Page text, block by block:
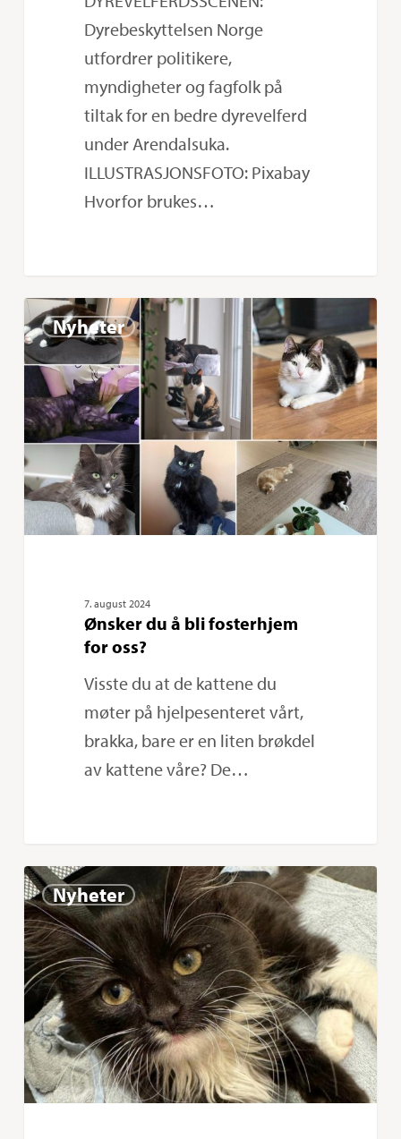
Dyrebeskyttelsen Norge
utfordrer politikere,
myndigheter og fagfolk på
tiltak for en bedre dyrevelferd
under Arendalsuka.
ILLUSTRASJONSFOTO: Pixabay
Hvorfor brukes…
Ønsker
du
å
bli
fosterhjem
for
oss?
Nyheter
7. august 2024
Ønsker du å bli fosterhjem
for oss?
Visste du at de kattene du
møter på hjelpesenteret vårt,
brakka, bare er en liten brøkdel
av kattene våre? De…
0
Høysesong
for
dumping
av
katt
og
kanin
Nyheter0